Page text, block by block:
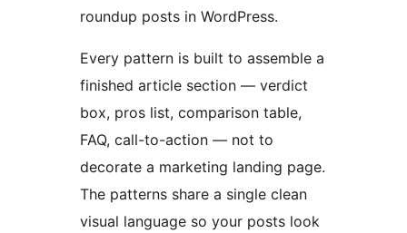
roundup posts in WordPress.
Every pattern is built to assemble a
finished article section — verdict
box, pros list, comparison table,
FAQ, call-to-action — not to
decorate a marketing landing page.
The patterns share a single clean
visual language so your posts look